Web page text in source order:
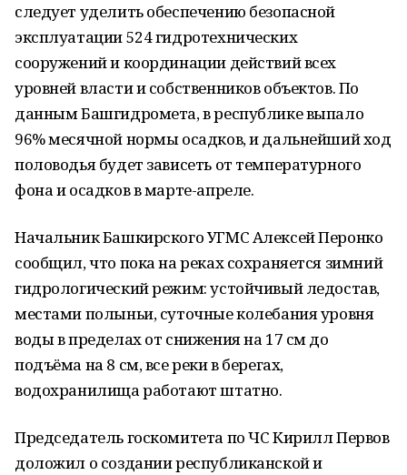
следует уделить обеспечению безопасной
эксплуатации 524 гидротехнических
сооружений и координации действий всех
уровней власти и собственников объектов. По
данным Башгидромета, в республике выпало
96% месячной нормы осадков, и дальнейший ход
половодья будет зависеть от температурного
фона и осадков в марте-апреле.
Начальник Башкирского УГМС Алексей Перонко
сообщил, что пока на реках сохраняется зимний
гидрологический режим: устойчивый ледостав,
местами полыньи, суточные колебания уровня
воды в пределах от снижения на 17 см до
подъёма на 8 см, все реки в берегах,
водохранилища работают штатно.
Председатель госкомитета по ЧС Кирилл Первов
доложил о создании республиканской и